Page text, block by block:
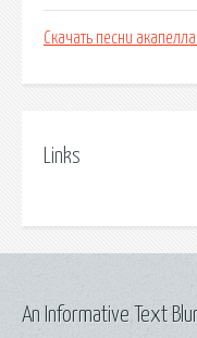
Скачать песни
Links
An Informative Text